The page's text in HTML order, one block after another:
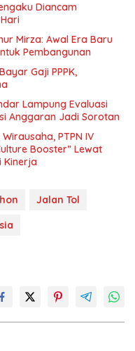
Diancam
Mirza: Awal Era Baru
Pembangunan
Gaji PPPK,
Lampung Evaluasi
Anggaran Jadi Sorotan
PTPN IV
Booster” Lewat
Kinerja
Jalan Tol